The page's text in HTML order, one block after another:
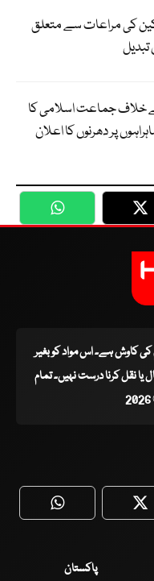
کی مراعات سے متعلق
کے خلاف جماعت اسلامی کا
WhatsApp
کی کاوش ہے۔ اس مواد کو بغیر
نقل کرنا درست نہیں۔ تمام
WhatsApp
پاکستان